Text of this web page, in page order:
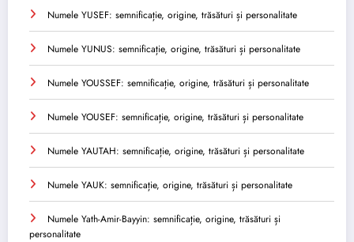
Numele YUSEF: semnificație, origine, trăsături și personalitate
Numele YUNUS: semnificație, origine, trăsături și personalitate
Numele YOUSSEF: semnificație, origine, trăsături și personalitate
Numele YOUSEF: semnificație, origine, trăsături și personalitate
Numele YAUTAH: semnificație, origine, trăsături și personalitate
Numele YAUK: semnificație, origine, trăsături și personalitate
Numele Yath-Amir-Bayyin: semnificație, origine, trăsături și
personalitate